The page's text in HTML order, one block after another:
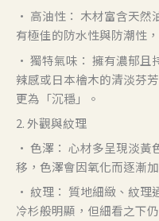
• 高油性： 木材富含天然
有極佳的防水性與防潮性
• 獨特氣味： 擁有濃郁且
辣感或日本檜木的清淡芬
更為「沉穩」。
2. 外觀與紋理
• 色澤： 心材多呈現淡黃
移，色澤會因氧化而逐漸
• 紋理： 質地細緻、紋理
冷杉般明顯，但細看之下